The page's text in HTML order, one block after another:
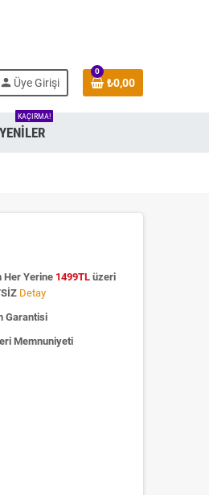
person Üye Girişi
0
₺0,00
YENILER
KAÇIRMA!
Her Yerine 1499TLüzeri
Detay
Garantisi
Memnuniyeti